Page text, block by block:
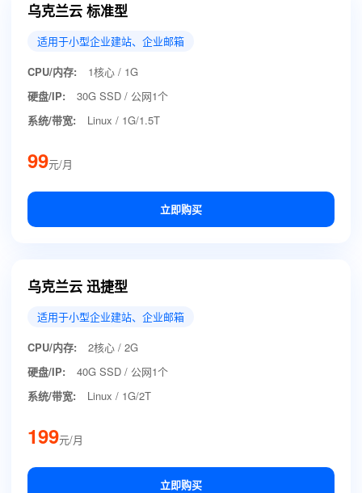
乌克兰云 标准型
适用于小型企业建站、企业邮箱
CPU/内存:
1核心 / 1G
硬盘/IP:
30G SSD / 公网1个
系统/带宽:
Linux / 1G/1.5T
99元/月
立即购买
乌克兰云 迅捷型
适用于小型企业建站、企业邮箱
CPU/内存:
2核心 / 2G
硬盘/IP:
40G SSD / 公网1个
系统/带宽:
Linux / 1G/2T
199元/月
立即购买